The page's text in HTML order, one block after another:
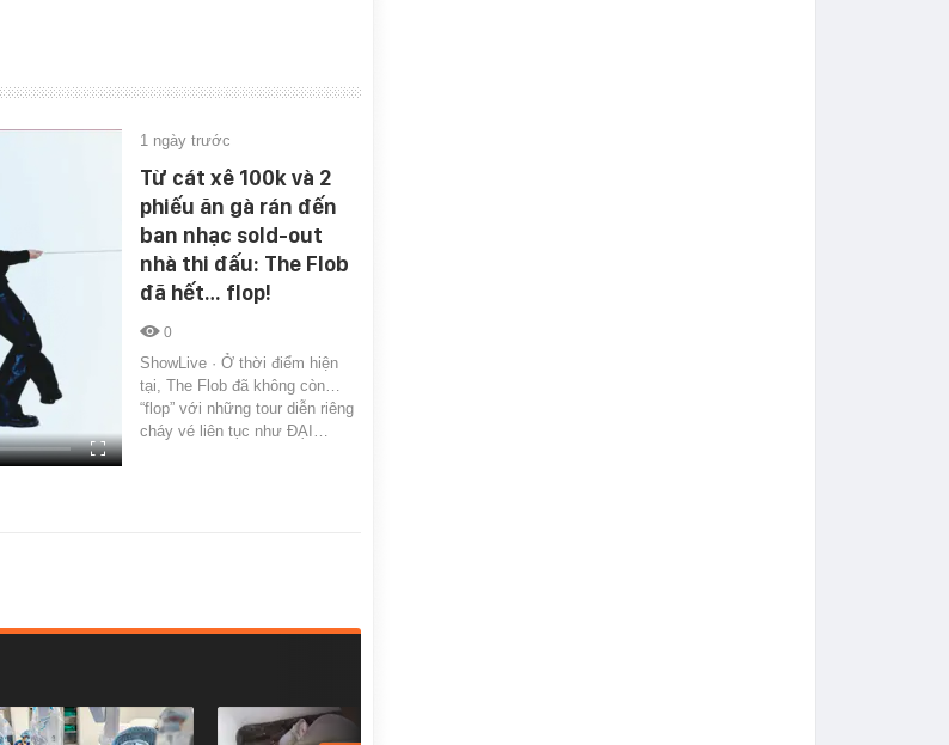
1 ngày trước
Từ cát xê 100k và 2
phiếu ăn gà rán đến
ban nhạc sold-out
nhà thi đấu: The Flob
đã hết… flop!
0
ShowLive · Ở thời điểm hiện
tại, The Flob đã không còn…
“flop” với những tour diễn riêng
cháy vé liên tục như ĐẠI…